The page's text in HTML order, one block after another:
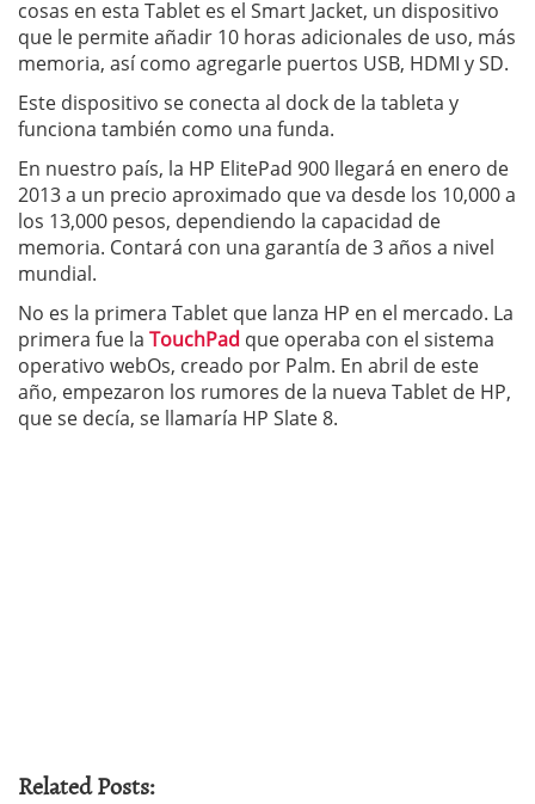
cosas en esta Tablet es el Smart Jacket, un dispositivo
que le permite añadir 10 horas adicionales de uso, más
memoria, así como agregarle puertos USB, HDMI y SD.
Este dispositivo se conecta al dock de la tableta y
funciona también como una funda.
En nuestro país, la HP ElitePad 900 llegará en enero de
2013 a un precio aproximado que va desde los 10,000 a
los 13,000 pesos, dependiendo la capacidad de
memoria. Contará con una garantía de 3 años a nivel
mundial.
No es la primera Tablet que lanza HP en el mercado. La
primera fue la TouchPad que operaba con el sistema
operativo webOs, creado por Palm. En abril de este
año, empezaron los rumores de la nueva Tablet de HP,
que se decía, se llamaría HP Slate 8.
Related Posts: